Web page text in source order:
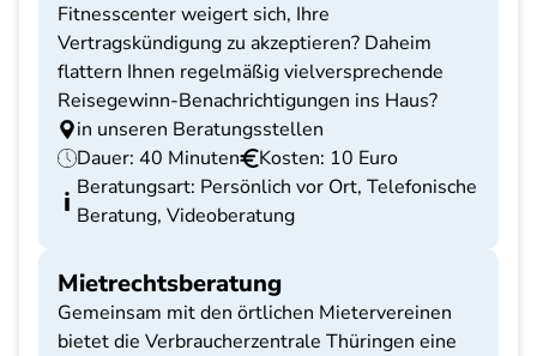
Fitnesscenter weigert sich, Ihre
Vertragskündigung zu akzeptieren? Daheim
flattern Ihnen regelmäßig vielversprechende
Reisegewinn-Benachrichtigungen ins Haus?
in unseren Beratungsstellen
Dauer: 40 Minuten
Kosten: 10 Euro
Beratungsart: Persönlich vor Ort, Telefonische
Beratung, Videoberatung
Mietrechtsberatung
Gemeinsam mit den örtlichen Mietervereinen
bietet die Verbraucherzentrale Thüringen eine